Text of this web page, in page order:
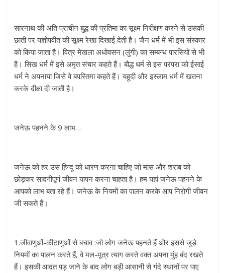
सारनाथ की अति प्राचीन बुद्ध की प्रतिमा का सूक्ष्म निरीक्षण करने से उसकी
छाती पर यज्ञोपवीत की सूक्ष्म रेखा दिखाई देती है। जैन धर्म में भी इस संस्कार
को किया जाता है। वित्र मेखला अधोवसन (लुंगी) का सम्बन्ध पारसियों से भी
है। सिख धर्म में इसे अमृत संचार कहते हैं। बौद्ध धर्म से इस परंपरा को ईसाई
धर्म ने अपनाया जिसे वे बपस्तिमा कहते हैं। यहूदी और इस्लाम धर्म में खतना
करके दीक्षा दी जाती है।
जनेऊ पहनने के 9 लाभ…
जनेऊ को हर उस हिन्दू को धारण करना चाहिए जो मांस और शराब को
छोड़कर सादगीपूर्ण जीवन यापन करना चाहता है। हम यहां जनेऊ पहनने के
आपको लाभ बता रहे हैं। जनेऊ के नियमों का पालन करके आप निरोगी जीवन
जी सकते हैं।
1.जीवाणुओं-कीटाणुओं से बचाव :जो लोग जनेऊ पहनते हैं और इससे जुड़े
नियमों का पालन करते हैं, वे मल-मूत्र त्याग करते वक्त अपना मुंह बंद रखते
हैं। इसकी आदत पड़ जाने के बाद लोग बड़ी आसानी से गंदे स्थानों पर पाए